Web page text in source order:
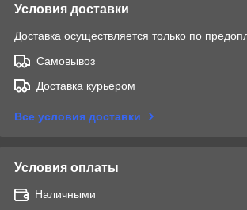
Условия доставки
Доставка осуществляется только по
Самовывоз
Доставка курьером
Все условия доставки
Условия оплаты
Наличными